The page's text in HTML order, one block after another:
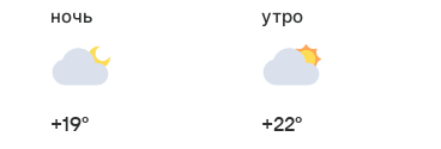
ночь
+19°
утро
+22°